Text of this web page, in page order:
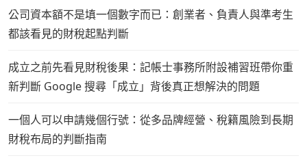
公司資本額不是填一個數字而已：創業者、負責人與準考生
都該看見的財稅起點判斷
成立之前先看見財稅後果：記帳士事務所附設補習班帶你重
新判斷 Google 搜尋「成立」背後真正想解決的問題
一個人可以申請幾個行號：從多品牌經營、稅籍風險到長期
財稅布局的判斷指南